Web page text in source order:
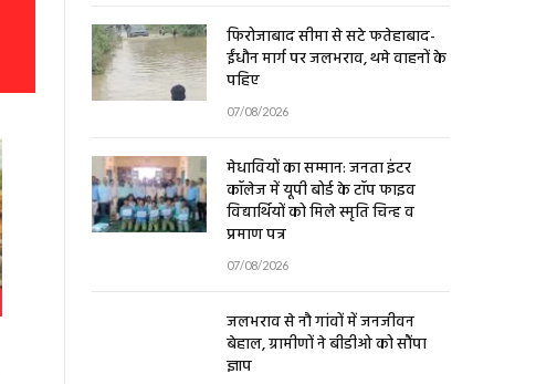
फिरोजाबाद सीमा से सटे फतेहाबाद-
ईंधौन मार्ग पर जलभराव, थमे वाहनों के
पहिए
07/08/2026
मेधावियों का सम्मान: जनता इंटर
कॉलेज में यूपी बोर्ड के टॉप फाइव
विद्यार्थियों को मिले स्मृति चिन्ह व
प्रमाण पत्र
07/08/2026
जलभराव से नौ गांवों में जनजीवन
बेहाल, ग्रामीणों ने बीडीओ को सौंपा
ज्ञाप